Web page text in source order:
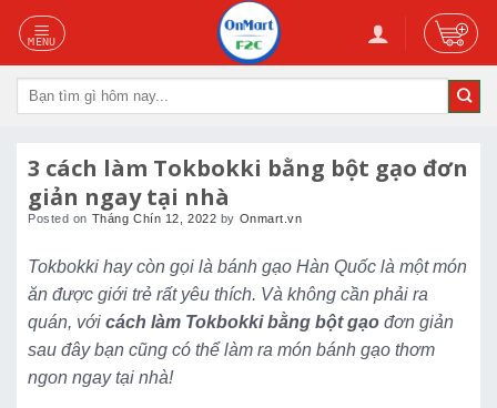
Skip
content
Tìm
3 cách làm Tokbokki bằng bột gạo đơn
giản ngay tại nhà
Posted on Tháng Chín 12, 2022 by Onmart.vn
Tokbokki hay còn gọi là bánh gạo Hàn Quốc là một món
ăn được giới trẻ rất yêu thích. Và không cần phải ra
quán, với cách làm Tokbokki bằng bột gạo đơn giản
sau đây bạn cũng có thể làm ra món bánh gạo thơm
ngon ngay tại nhà!